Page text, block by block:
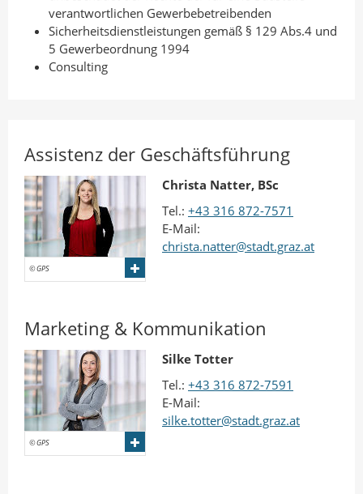
verantwortlichen Gewerbebetreibenden
Sicherheitsdienstleistungen gemäß § 129 Abs.4 und
5 Gewerbeordnung 1994
Consulting
Assistenz der Geschäftsführung
© GPS
Christa Natter, BSc
Tel.: +43 316 872-7571
E-Mail:
christa.natter@stadt.graz.at
Marketing & Kommunikation
© GPS
Silke Totter
Tel.: +43 316 872-7591
E-Mail:
silke.totter@stadt.graz.at